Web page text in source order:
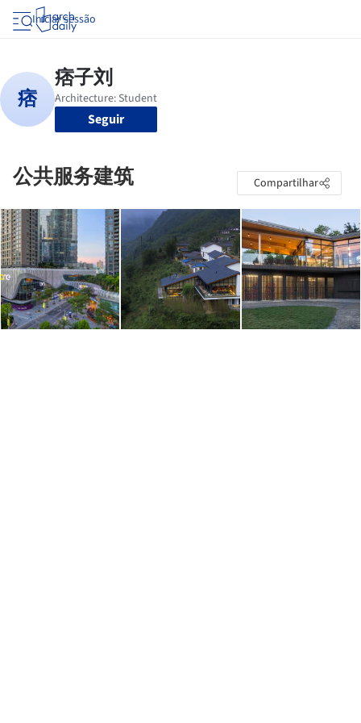
Iniciar sessão
Seguir
公共服务建筑 Compartilhar